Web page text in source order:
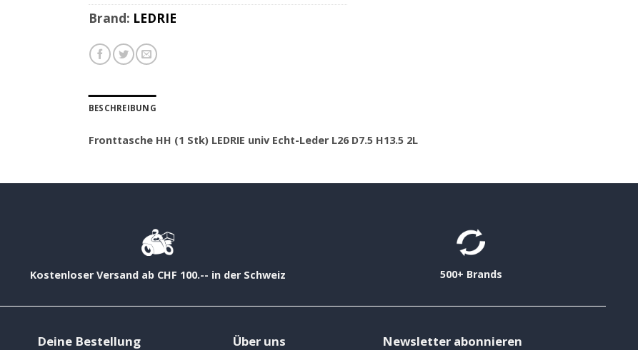
Brand: LEDRIE
BESCHREIBUNG
Fronttasche HH (1 Stk) LEDRIE univ Echt-Leder L26 D7.5 H13.5 2L
Kostenloser Versand ab CHF 100.-- in der Schweiz 500+ Brands
Deine Bestellung Über uns Newsletter abonnieren